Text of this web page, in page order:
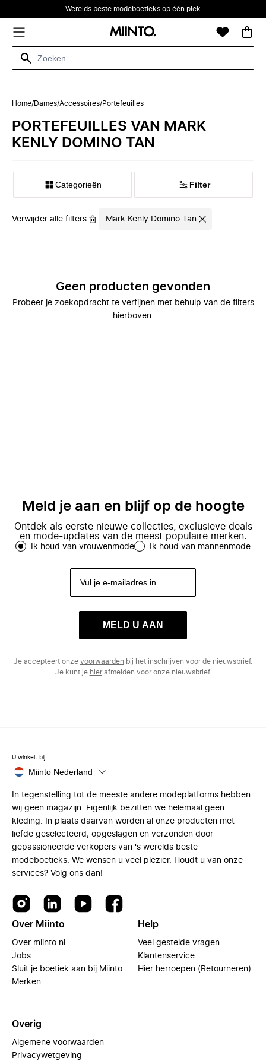
Werelds beste modeboetieks op één plek
Home/Dames/Accessoires/Portefeuilles
PORTEFEUILLES VAN MARK
KENLY DOMINO TAN
Categorieën Filter
Verwijder alle filters Mark Kenly Domino Tan
Geen producten gevonden
Probeer je zoekopdracht te verfijnen met behulp van de filters
hierboven.
Meld je aan en blijf op de hoogte
Ontdek als eerste nieuwe collecties, exclusieve deals
en mode-updates van de meest populaire merken.
Ik houd van vrouwenmode Ik houd van mannenmode
MELD U AAN
Je accepteert onze voorwaarden bij het inschrijven voor de nieuwsbrief.
Je kunt je hierafmelden voor onze nieuwsbrief.
U winkelt bij
Miinto Nederland
In tegenstelling tot de meeste andere modeplatforms hebben
wij geen magazijn. Eigenlijk bezitten we helemaal geen
kleding. In plaats daarvan worden al onze producten met
liefde geselecteerd, opgeslagen en verzonden door
gepassioneerde verkopers van 's werelds beste
modeboetieks. We wensen u veel plezier. Houdt u van onze
services? Volg ons dan!
Over Miinto
Over miinto.nl
Jobs
Sluit je boetiek aan bij Miinto
Merken
Help
Veel gestelde vragen
Klantenservice
Hier herroepen (Retourneren)
Overig
Algemene voorwaarden
Privacywetgeving